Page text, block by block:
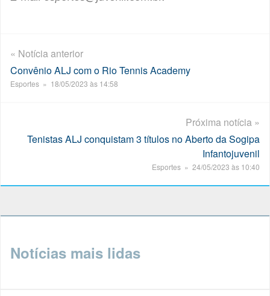
« Notícia anterior
Convênio ALJ com o Rio Tennis Academy
Esportes » 18/05/2023 às 14:58
Próxima notícia »
Tenistas ALJ conquistam 3 títulos no Aberto da Sogipa
Infantojuvenil
Esportes » 24/05/2023 às 10:40
Notícias mais lidas